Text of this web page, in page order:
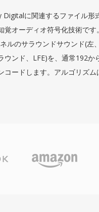
には、AVレシーバー、ゲー
トシステム全体での幅広い
ームの軽微な不具合をマスク
物理メディアやハイエンドス
ドコンテンツを扱う方にとっ
ングルームまでの実績ある経
Digitalに関連するファイル
覚オーディオ符号化技術で
ルのサラウンドサウンド(左
ウンド、LFE)を、通常192か
コードします。アルゴリズ
分析を適用し、人間の知覚閾
うな空間オーディオをホーム
た、専用のセンターチャンネ